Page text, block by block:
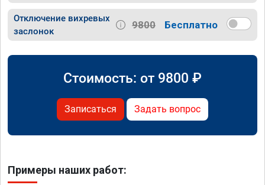
Отключение вихревых
заслонок
9800 Бесплатно
Стоимость: от 9800 ₽
Записаться Задать вопрос
Примеры наших работ: